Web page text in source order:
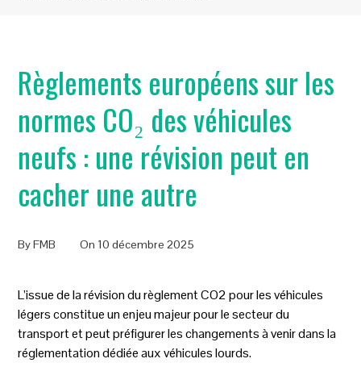
Règlements européens sur les
normes CO₂ des véhicules
neufs : une révision peut en
cacher une autre
ByFMB On 10 décembre 2025
L’issue de la révision du règlement CO2 pour les véhicules
légers constitue un enjeu majeur pour le secteur du
transport et peut préfigurer les changements à venir dans la
réglementation dédiée aux véhicules lourds.